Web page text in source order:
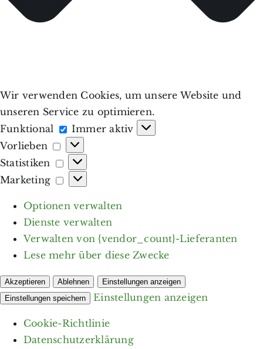
Wir verwenden Cookies, um unsere Website und
unseren Service zu optimieren.
Funktional
Funktional
Immer aktiv
Vorlieben
Vorlieben
Statistiken
Statistiken
Marketing
Marketing
Optionen verwalten
Dienste verwalten
Verwalten von {vendor_count}-Lieferanten
Lese mehr über diese Zwecke
Akzeptieren Ablehnen
Einstellungen anzeigen
Einstellungen speichern
Einstellungen anzeigen
Cookie-Richtlinie
Datenschutzerklärung